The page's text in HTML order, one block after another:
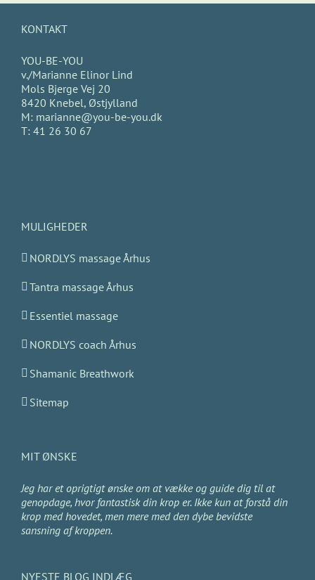
KONTAKT
YOU-BE-YOU
v./Marianne Elinor Lind
Mols Bjerge Vej 20
8420 Knebel, Østjylland
M: marianne@you-be-you.dk
T: 41 26 30 67
MULIGHEDER
NORDLYS massage Århus
Tantra massage Århus
Essentiel massage
NORDLYS coach Århus
Shamanic Breathwork
Sitemap
MIT ØNSKE
Jeg har et oprigtigt ønske om at vække og guide dig til at
genopdage, hvor fantastisk din krop er. Ikke kun at forstå din
krop med hovedet, men mere med den dybe bevidste
sansning af kroppen.
NYESTE BLOG INDLÆG